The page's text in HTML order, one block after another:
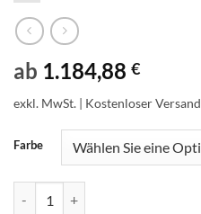
ab 1.184,88 €
exkl. MwSt. | Kostenloser Versand
Farbe